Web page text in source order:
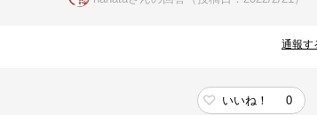
通報す
いいね！ 0